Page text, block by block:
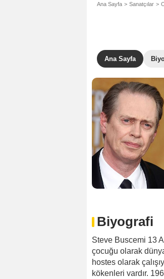
Ana Sayfa Sanatçılar
Ana Sayfa
Biyografi
Steve Buscemi 13
çocuğu olarak
hostes olarak
kökenleri vardır.